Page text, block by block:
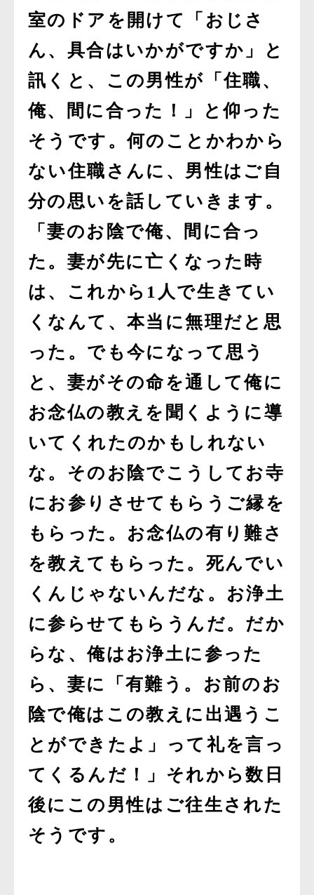
室のドアを開けて「おじさ
ん、具合はいかがですか」と
訊くと、この男性が「住職、
俺、間に合った！」と仰った
そうです。何のことかわから
ない住職さんに、男性はご自
分の思いを話していきます。
「妻のお陰で俺、間に合っ
た。妻が先に亡くなった時
は、これから1人で生きてい
くなんて、本当に無理だと思
った。でも今になって思う
と、妻がその命を通して俺に
お念仏の教えを聞くように導
いてくれたのかもしれない
な。そのお陰でこうしてお寺
にお参りさせてもらうご縁を
もらった。お念仏の有り難さ
を教えてもらった。死んでい
くんじゃないんだな。お浄土
に参らせてもらうんだ。だか
らな、俺はお浄土に参った
ら、妻に「有難う。お前のお
陰で俺はこの教えに出遇うこ
とができたよ」って礼を言っ
てくるんだ！」それから数日
後にこの男性はご往生された
そうです。